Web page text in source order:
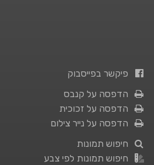
פיקשר בפייסבוק
הדפסה על קנבס
הדפסה על זכוכית
הדפסה על נייר צילום
חיפוש תמונות
חיפוש תמונות לפי צבע